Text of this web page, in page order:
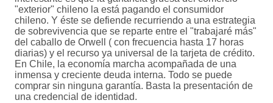
"exterior" chileno la está pagando el consumidor
chileno. Y éste se defiende recurriendo a una estrategia
de sobrevivencia que se reparte entre el "trabajaré más"
del caballo de Orwell ( con frecuencia hasta 17 horas
diarias) y el recurso ya universal de la tarjeta de crédito.
En Chile, la economía marcha acompañada de una
inmensa y creciente deuda interna. Todo se puede
comprar sin ninguna garantía. Basta la presentación de
una credencial de identidad.